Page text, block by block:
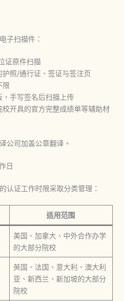
子扫描件：
证原件扫描
照/通行证、签证与签注页
限
手写签名后扫描上传
校开具的官方完整成绩单等辅助材
公司加盖公章翻译。
日
认证工作时限采取分类管理：
适用范围
美国、加拿大、中外合作办学
的大部分院校
英国、法国、意大利、澳大利
亚、新西兰、新加坡的大部分
院校